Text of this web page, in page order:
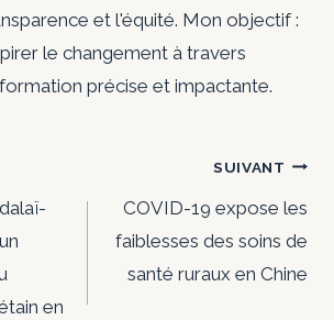
et l'équité. Mon objectif :
le changement à travers
précise et impactante.
en
SUIVANT
COVID-19 expose les
faiblesses des soins de
santé ruraux en Chine